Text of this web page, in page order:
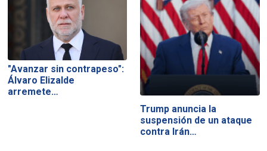
"Avanzar sin contrapeso":
Álvaro Elizalde
arremete…
Trump anuncia la
suspensión de un ataque
contra Irán…